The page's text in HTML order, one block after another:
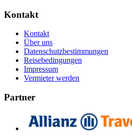
Kontakt
Kontakt
Über uns
Datenschutzbestimmungen
Reisebedingungen
Impressum
Vermieter werden
Partner